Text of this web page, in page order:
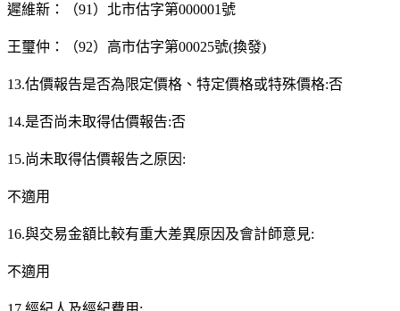
遲維新：（91）北市估字第000001號
王璽仲：（92）高市估字第00025號(換發)
13.估價報告是否為限定價格、特定價格或特殊價格:否
14.是否尚未取得估價報告:否
15.尚未取得估價報告之原因:
不適用
16.與交易金額比較有重大差異原因及會計師意見:
不適用